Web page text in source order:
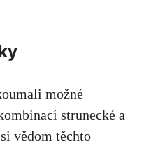
​možné
strunecké a
vědom těchto